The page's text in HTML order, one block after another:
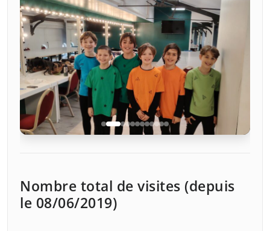
La vie m'a sauté à la figure
Voir l'album →
Nombre total de visites (depuis
le 08/06/2019)